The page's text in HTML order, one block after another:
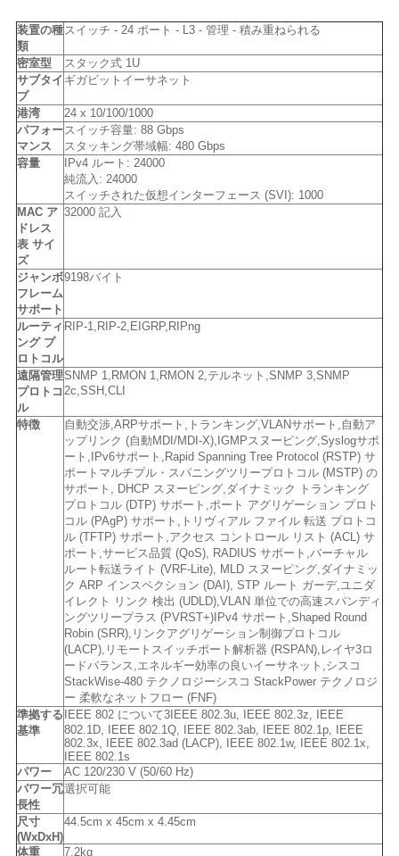
事
件
地
図
プ
ラ
イ
バ
シ
ー
ポ
装置の種
類
スイッチ - 24 ポート - L3 - 管理 - 積み重ねられる
密室型
スタック式 1U
サブタイ
プ
ギガビットイーサネット
港湾
24 x 10/100/1000
パフォー
マンス
スイッチ容量: 88 Gbps
スタッキング帯域幅: 480 Gbps
容量
IPv4 ルート: 24000
純流入: 24000
スイッチされた仮想インターフェース (SVI): 1000
MAC ア
ドレス
表 サイ
ズ
32000 記入
ジャンボ
フレーム
サポート
9198バイト
ルーティ
ング プ
ロトコル
RIP-1,RIP-2,EIGRP,RIPng
遠隔管理
プロトコ
ル
SNMP 1,RMON 1,RMON 2,テルネット,SNMP 3,SNMP
2c,SSH,CLI
特徴
自動交渉,ARPサポート,トランキング,VLANサポート,自動ア
ップリンク (自動MDI/MDI-X),IGMPスヌーピング,Syslogサポ
ート,IPv6サポート,Rapid Spanning Tree Protocol (RSTP) サ
ポートマルチプル・スパニングツリープロトコル (MSTP) の
サポート, DHCP スヌーピング,ダイナミック トランキング
プロトコル (DTP) サポート,ポート アグリゲーション プロト
コル (PAgP) サポート,トリヴィアル ファイル 転送 プロトコ
ル (TFTP) サポート,アクセス コントロール リスト (ACL) サ
ポート,サービス品質 (QoS), RADIUS サポート,バーチャル
ルート転送ライト (VRF-Lite), MLD スヌーピング,ダイナミッ
ク ARP インスペクション (DAI), STP ルート ガーデ,ユニダ
イレクト リンク 検出 (UDLD),VLAN 単位での高速スパンディ
ングツリープラス (PVRST+)IPv4 サポート,Shaped Round
Robin (SRR),リンクアグリゲーション制御プロトコル
(LACP),リモートスイッチポート解析器 (RSPAN),レイヤ3ロ
ードバランス,エネルギー効率の良いイーサネット,シスコ
StackWise-480 テクノロジーシスコ StackPower テクノロジ
ー 柔軟なネットフロー (FNF)
準拠する
基準
IEEE 802 について3IEEE 802.3u, IEEE 802.3z, IEEE
802.1D, IEEE 802.1Q, IEEE 802.3ab, IEEE 802.1p, IEEE
802.3x, IEEE 802.3ad (LACP), IEEE 802.1w, IEEE 802.1x,
IEEE 802.1s
パワー
AC 120/230 V (50/60 Hz)
パワー冗
長性
選択可能
尺寸
(WxDxH)
44.5cm x 45cm x 4.45cm
体重 7.2kg